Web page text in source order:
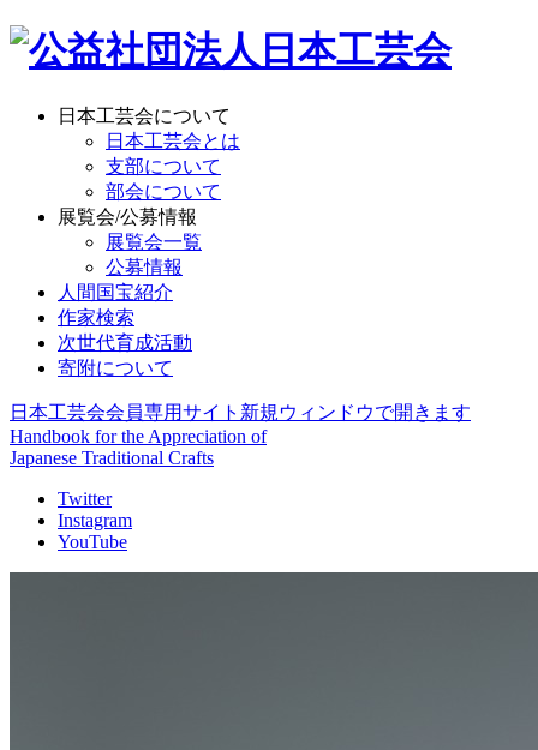
日本工芸会について
日本工芸会とは
支部について
部会について
展覧会/公募情報
展覧会一覧
公募情報
人間国宝紹介
作家検索
次世代育成活動
寄附について
日本工芸会会員専用サイト 新規ウィンドウで開きます
Handbook for the Appreciation of
Japanese Traditional Crafts
Twitter
Instagram
YouTube